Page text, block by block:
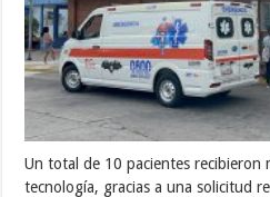
Un total de 10 pacientes recibieron
tecnología, gracias a una solicitud